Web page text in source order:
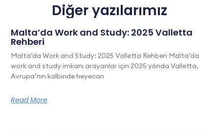
Diğer yazılarımız
Malta’da Work and Study: 2025 Valletta
Rehberi
Malta’da Work and Study: 2025 Valletta Rehberi Malta’da
work and study imkanı arayanlar için 2025 yılında Valletta,
Avrupa’nın kalbinde heyecan
Read More